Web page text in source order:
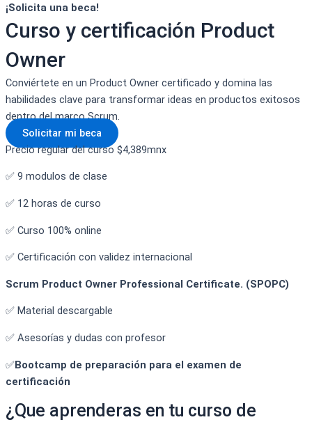
¡Solicita una beca!
Curso y certificación Product
Owner
Conviértete en un Product Owner certificado y domina las
habilidades clave para transformar ideas en productos exitosos
dentro del marco Scrum.
Solicitar mi beca
Precio regular del curso $4,389mnx
✅ 9 modulos de clase
✅ 12 horas de curso
✅ Curso 100% online
✅ Certificación con validez internacional
Scrum Product Owner Professional Certificate. (SPOPC)
✅ Material descargable
✅ Asesorías y dudas con profesor
✅Bootcamp de preparación para el examen de
certificación
¿Que aprenderas en tu curso de